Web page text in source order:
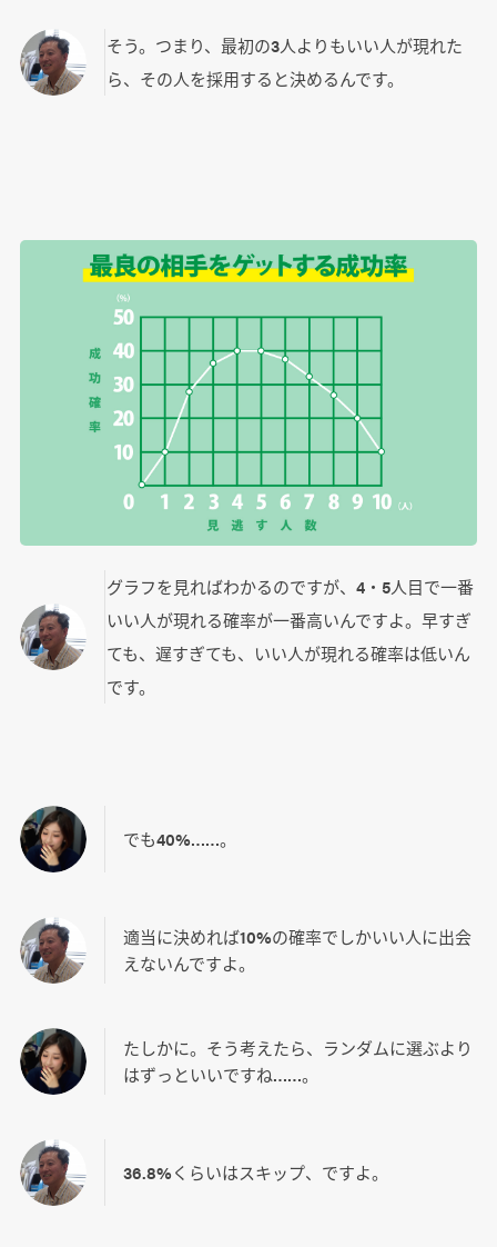
そう。つまり、最初の3人よりもいい人が現れた
ら、その人を採用すると決めるんです。
グラフを見ればわかるのですが、4・5人目で一番
いい人が現れる確率が一番高いんですよ。早すぎ
ても、遅すぎても、いい人が現れる確率は低いん
です。
でも40%……。
適当に決めれば10%の確率でしかいい人に出会
えないんですよ。
たしかに。そう考えたら、ランダムに選ぶより
はずっといいですね……。
36.8%くらいはスキップ、ですよ。